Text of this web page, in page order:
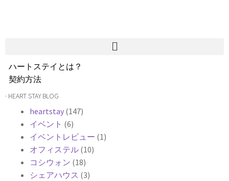
ハートステイとは？
契約方法
韓国不動産情報
よくある質問
Heartee
· HEART STAY BLOG
heartstay (147)
イベント (6)
イベントレビュー (1)
オフィステル (10)
コシウォン (18)
シェアハウス (3)